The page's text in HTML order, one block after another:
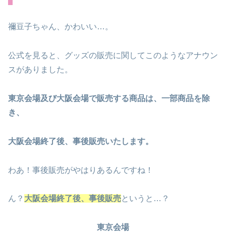
禰豆子ちゃん、かわいい…。
公式を見ると、グッズの販売に関してこのようなアナウン
スがありました。
東京会場及び大阪会場で販売する商品は、一部商品を除
き、
大阪会場終了後、事後販売いたします。
わあ！事後販売がやはりあるんですね！
ん？ 大阪会場終了後、事後販売というと…？
東京会場